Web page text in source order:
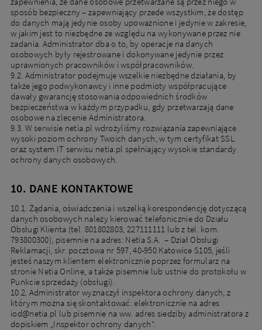
sposób bezpieczny – zapewniający przede wszystkim, że dostęp
do danych mają jedynie osoby upoważnione i jedynie w zakresie,
w jakim jest to niezbędne ze względu na wykonywane przez nie
zadania. Administrator dba o to, by operacje na danych
osobowych były rejestrowane i dokonywane jedynie przez
uprawnionych pracowników i współpracowników.
9.2. Administrator podejmuje wszelkie niezbędne działania, by
także jego podwykonawcy i inne podmioty współpracujące
dawały gwarancję stosowania odpowiednich środków
bezpieczeństwa w każdym przypadku, gdy przetwarzają dane
osobowe na zlecenie Administratora.
9.3. W serwisie netia.pl wdrożyliśmy rozwiązania zapewniające
wysoki poziom ochrony Twoich danych, w tym certyfikat SSL
oraz system IT serwisu netia.pl spełniający wysokie standardy
ochrony danych osobowych.
10. DANE KONTAKTOWE
10.1. Żądania, oświadczenia i wszelką korespondencję dotyczącą
danych osobowych należy kierować telefonicznie do Działu
Obsługi Klienta (tel. 801802803, 227111111 lub z tel. kom.
793800300), pisemnie na adres: Netia S.A. – Dział Obsługi
Reklamacji, skr. pocztowa nr 597, 40-950 Katowice S105, jeśli
jesteś naszym klientem elektronicznie poprzez formularz na
stronie Netia Online, a także pisemnie lub ustnie do protokołu w
Punkcie sprzedaży (obsługi).
10.2. Administrator wyznaczył inspektora ochrony danych, z
którym można się skontaktować: elektronicznie na adres
iod@netia.pl lub pisemnie na ww. adres siedziby administratora z
dopiskiem „Inspektor ochrony danych".
Nowi klienci
Podaj adres, aby dopasować ofertę do Twojej
lokalizacji
Miejscowość
Ulica
Nr domu Nr mieszkania
DOPASUJ OFERTY